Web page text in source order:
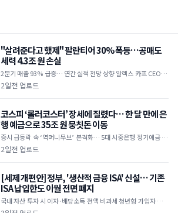
"살려준다고 했제" 팔란티어 30% 폭등…공매도
세력 4.3조 원 손실
2분기 매출 93% 급증… 연간 실적 전망 상향 알렉스 카프 CEO "A
I 수요 상상을 초월하는 수준" 하루 만에 30억 달러 손실… 공매도
2일전 업로드
코스피 ‘롤러코스터’ 장세에 질렸다… 한 달 만에 은
행 예금으로 35조 원 뭉칫돈 이동
증시 급등락 속 ‘역머니무브’ 본격화… 5대 시중은행 정기예금 35
조 원 급증 한국은행 기준금리 인상 여파, 연 3%대 예금 금리 매력
2일전 업로드
[세제 개편안] 정부, '생산적 금융 ISA' 신설… 기존
ISA 납입한도 이월 전면 폐지
국내 자산 투자 시 이자·배당소득 전액 비과세 청년형 가입자 납입
액 10% 추가 소득공제 기존 일반 ISA는 납입한도 이월 폐지 및 최